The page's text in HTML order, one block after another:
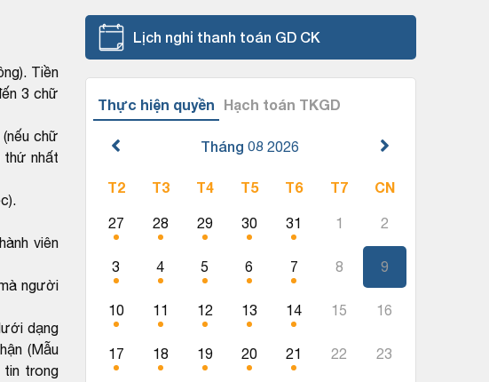
Tiền
3 chữ
chữ
thứ nhất
viên
người
dạng
(Mẫu
tin trong
Lịch nghỉ thanh toán GD CK
Thực hiện quyền Hạch toán TKGD
Tháng 08 2026
T2 T3 T4 T5 T6 T7 CN
27 28 29 30 31 1 2
3 4 5 6 7 8 9
10 11 12 13 14 15 16
17 18 19 20 21 22 23